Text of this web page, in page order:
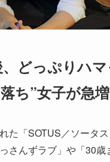
どっぷりハ
ち”女子が急増
た「SOTUS／ソータ
さんずラブ」や「30